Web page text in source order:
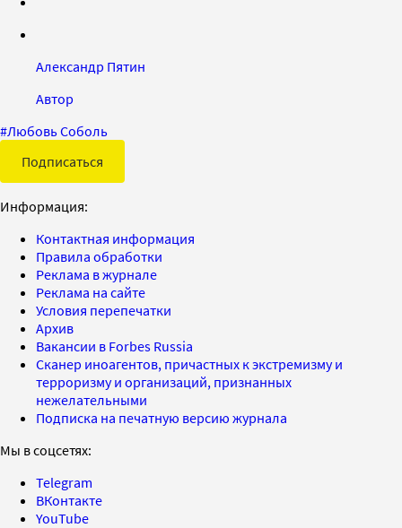
Александр Пятин
Автор
#Любовь Соболь
Подписаться
Информация:
Контактная информация
Правила обработки
Реклама в журнале
Реклама на сайте
Условия перепечатки
Архив
Вакансии в Forbes Russia
Сканер иноагентов, причастных к экстремизму и
терроризму и организаций, признанных
нежелательными
Подписка на печатную версию журнала
Мы в соцсетях:
Telegram
ВКонтакте
YouTube